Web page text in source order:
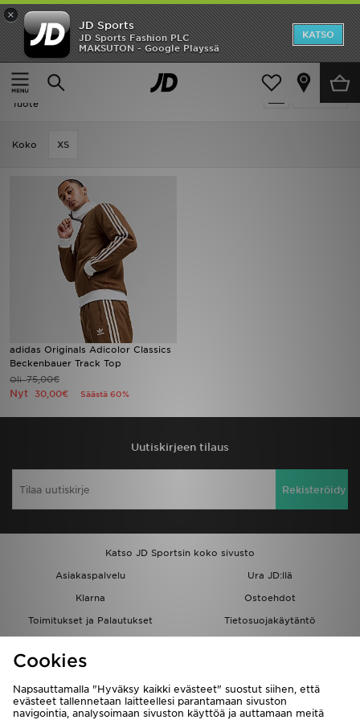
×
JD Sports
JD Sports Fashion PLC
MAKSUTON - Google Playssä
KATSO
Etusivu
Miehet
Suodata
Miehet - Adidas Originals Classics
Tuote
Koko XS
adidas Originals Adicolor Classics
Beckenbauer Track Top
Oli75,00€
Nyt 30,00€ Säästä 60%
Uutiskirjeen tilaus
Rekisteröidy
Katso JD Sportsin koko sivusto
Asiakaspalvelu
Ura JD:llä
Klarna
Ostoehdot
Toimitukset ja Palautukset
Tietosuojakäytäntö
Löydä myymälä
Kumppanuusohjelma
JD Blog
Etusivu
Ale
Uutuudet
Suosikit
Tuotemerkit
Jalkapallo
Urheilu
Minun JD
Minun viestini
Cookies
Napsauttamalla "Hyväksy kaikki evästeet" suostut siihen, että
evästeet tallennetaan laitteellesi parantamaan sivuston
navigointia, analysoimaan sivuston käyttöä ja auttamaan meitä